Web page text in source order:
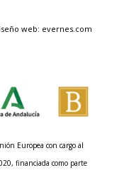
web: evernes.com
Europea con cargo al
financiada como parte